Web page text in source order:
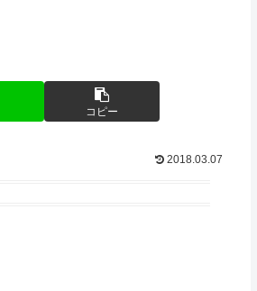
コピー
2018.03.07